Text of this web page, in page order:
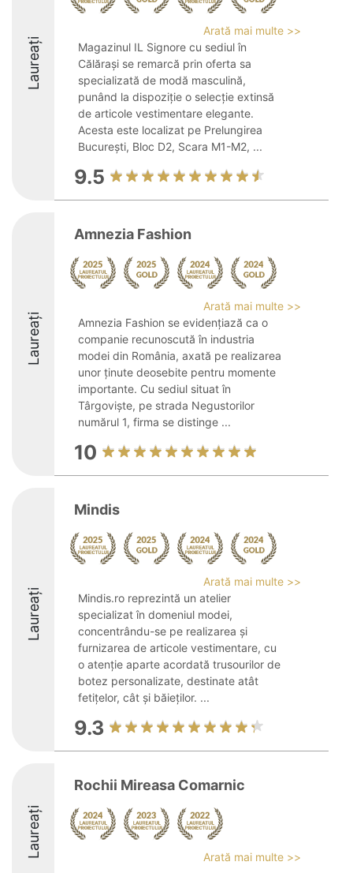
Laureați
Arată mai multe >>
Magazinul IL Signore cu sediul în
Călărași se remarcă prin oferta sa
specializată de modă masculină,
punând la dispoziție o selecție extinsă
de articole vestimentare elegante.
Acesta este localizat pe Prelungirea
București, Bloc D2, Scara M1-M2, ...
9.5
Laureați
Amnezia Fashion
Arată mai multe >>
Amnezia Fashion se evidențiază ca o
companie recunoscută în industria
modei din România, axată pe realizarea
unor ținute deosebite pentru momente
importante. Cu sediul situat în
Târgoviște, pe strada Negustorilor
numărul 1, firma se distinge ...
10
Laureați
Mindis
Arată mai multe >>
Mindis.ro reprezintă un atelier
specializat în domeniul modei,
concentrându-se pe realizarea și
furnizarea de articole vestimentare, cu
o atenție aparte acordată trusourilor de
botez personalizate, destinate atât
fetițelor, cât și băieților. ...
9.3
Laureați
Rochii Mireasa Comarnic
Arată mai multe >>